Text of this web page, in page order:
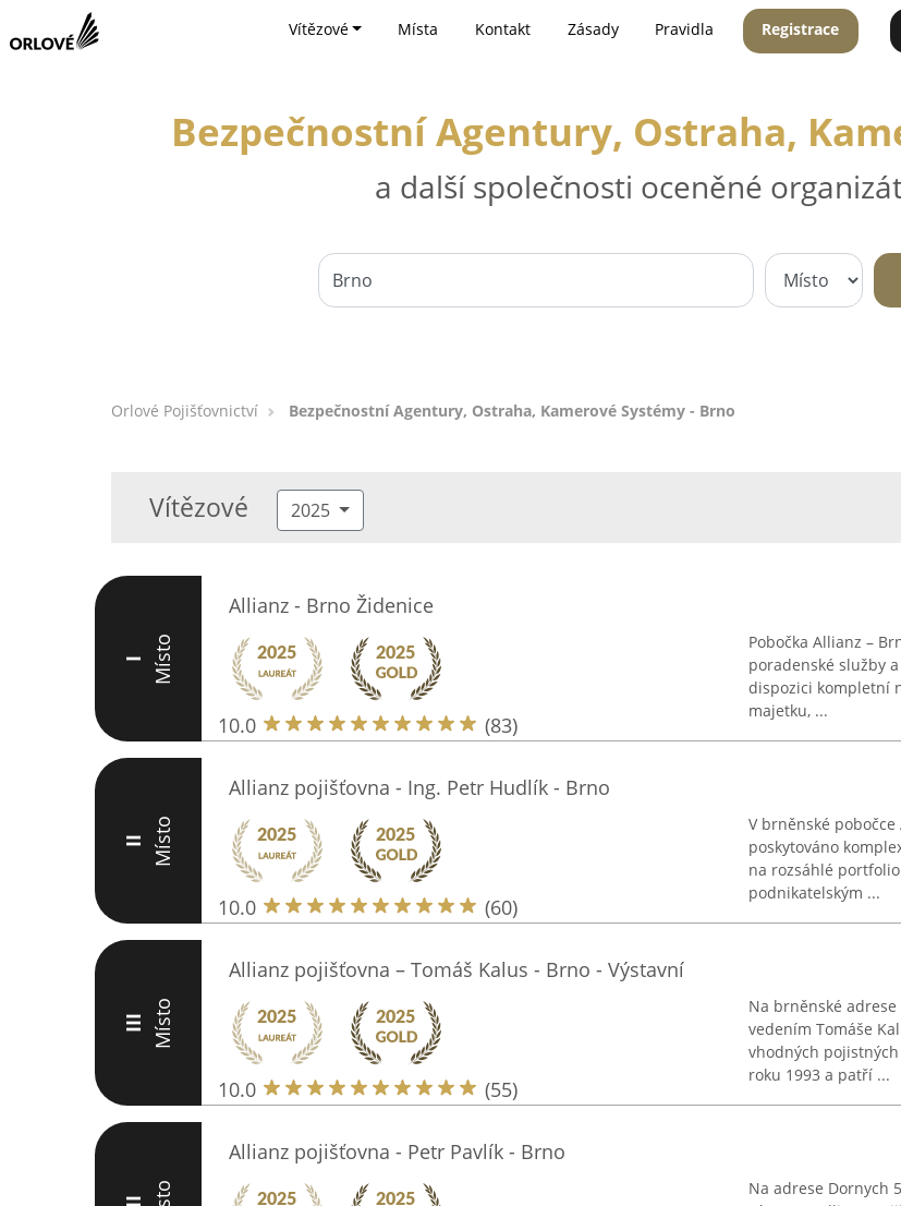
Vítězové Místa Kontakt Zásady Pravidla Registrace
Bezpečnostní Agentury, Ostraha,
a další společnosti oceněné
Orlové Pojišťovnictví Bezpečnostní Agentury, Ostraha, Kamerové Systémy - Brno
Vítězové 2025
I Místo
Allianz - Brno Židenice
10.0 (83)
Pobočka Allianz –
poradenské služby
dispozici kompletní
majetku, ...
II Místo
Allianz pojišťovna - Ing. Petr Hudlík - Brno
10.0 (60)
V brněnské
poskytováno
na rozsáhlé
podnikatelským ...
III Místo
Allianz pojišťovna – Tomáš Kalus - Brno - Výstavní
10.0 (55)
Na brněnské
vedením Tomáše
vhodných
roku 1993 a patří ...
Allianz pojišťovna - Petr Pavlík - Brno
Na adrese Dornych